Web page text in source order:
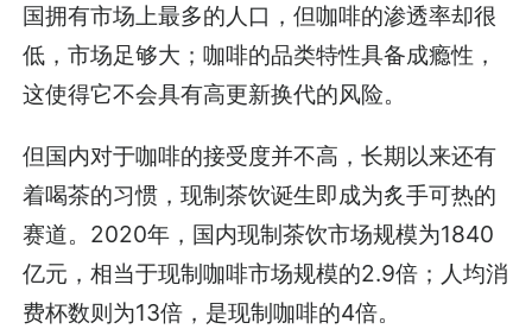
国拥有市场上最多的人口，但咖啡的渗透率却很
低，市场足够大；咖啡的品类特性具备成瘾性，
这使得它不会具有高更新换代的风险。
但国内对于咖啡的接受度并不高，长期以来还有
着喝茶的习惯，现制茶饮诞生即成为炙手可热的
赛道。2020年，国内现制茶饮市场规模为1840
亿元，相当于现制咖啡市场规模的2.9倍；人均消
费杯数则为13倍，是现制咖啡的4倍。